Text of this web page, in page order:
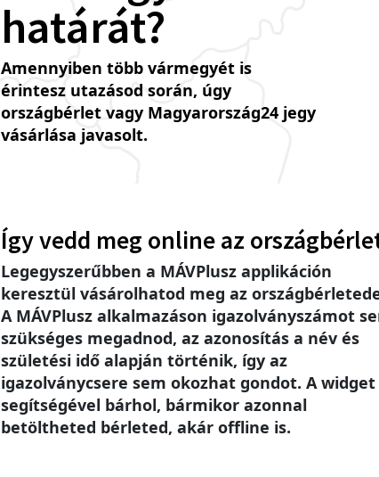
határát?
Amennyiben több vármegyét is
érintesz utazásod során, úgy
országbérlet vagy Magyarország24 jegy
vásárlása javasolt.
Így vedd meg online az
Legegyszerűbben a MÁVPlusz applikáción
keresztül vásárolhatod meg az
A MÁVPlusz alkalmazáson igazolványszámot
szükséges megadnod, az azonosítás a név és
születési idő alapján történik, így az
igazolványcsere sem okozhat gondot. A widget
segítségével bárhol, bármikor azonnal
betöltheted bérleted, akár offline is.